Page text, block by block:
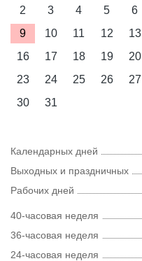
2
3 4 5 6
9
10 11 12 13
16
17 18 19 20
23
24 25 26 27
30
31
Календарных дней
Выходных и праздничных
Рабочих дней
40-часовая неделя
36-часовая неделя
24-часовая неделя